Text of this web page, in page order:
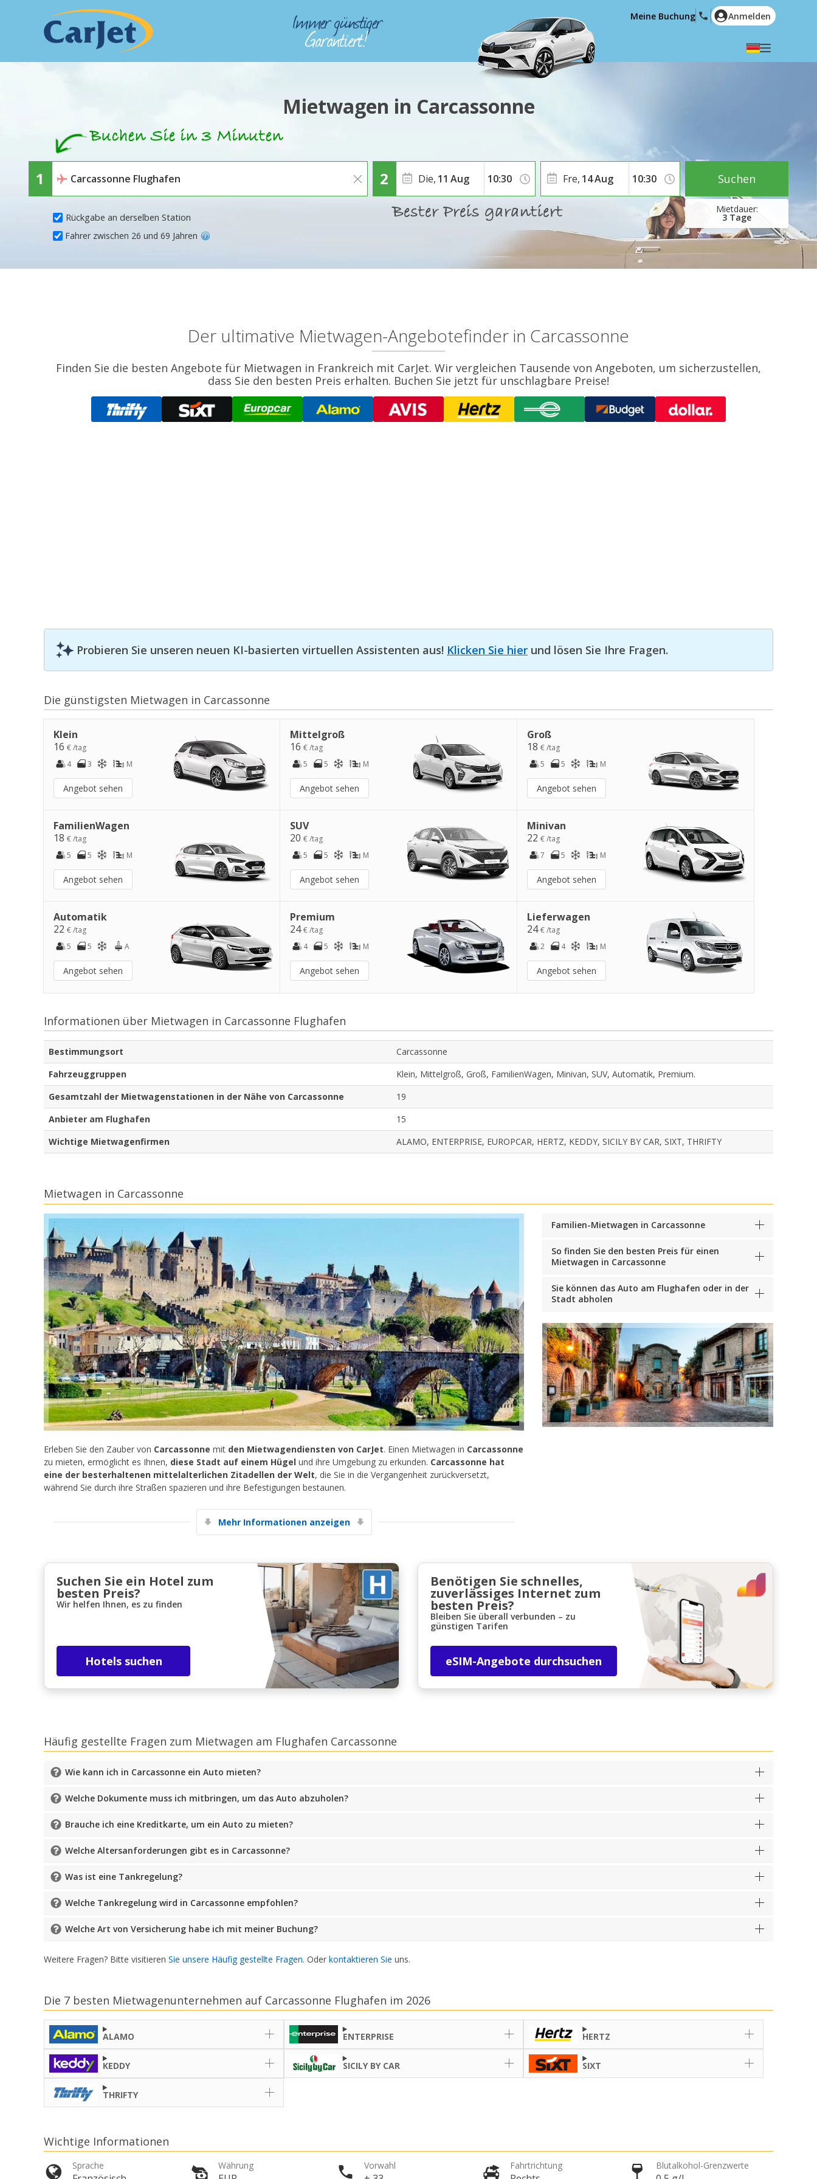
Top-Ersparnisses
Erhalten Sie Zugang zu exklusiven
English (US)
Polski
Română
Ελληνικά
Hrvatski
العربية
Meine Buchung Anmelden
Mietwagen in Carcassonne
Rückgabe an derselben Station
Die, 11 Aug
3 Tage
Fre, 14Aug
Fahrer zwischen 26 und 69 Jahren
Suchen
Der ultimative Mietwagen-Angebotefinder in Carcassonne
Finden Sie die besten Angebote für Mietwagen in Frankreich mit CarJet. Wir vergleichen Tausende von Angeboten, um sicherzustellen,
dass Sie den besten Preis erhalten. Buchen Sie jetzt für unschlagbare Preise!
Probieren Sie unseren neuen KI-basierten virtuellen Assistenten aus! Klicken Sie hier und lösen Sie Ihre Fragen.
Die günstigsten Mietwagen in Carcassonne
Klein
16 € /tag
4
3 M
Angebot sehen
Mittelgroß
16€ /tag
5
5 M
Angebot sehen
Groß
18 € /tag
5
5 M
Angebot sehen
FamilienWagen
18 € /tag
5
5 M
Angebot sehen
SUV
20€ /tag
5
5 M
Angebot sehen
Minivan
22 € /tag
7
5 M
Angebot sehen
Automatik
22 € /tag
5
5 A
Angebot sehen
Premium
24€ /tag
4
5 M
Angebot sehen
Lieferwagen
24€ /tag
2
4 M
Angebot sehen
Informationen über Mietwagen in Carcassonne Flughafen
Bestimmungsort
Carcassonne
Fahrzeuggruppen
Klein, Mittelgroß, Groß, FamilienWagen, Minivan, SUV, Automatik, Premium.
Gesamtzahl der Mietwagenstationen in der Nähe von Carcassonne
19
Anbieter am Flughafen
15
Wichtige Mietwagenfirmen
ALAMO, ENTERPRISE, EUROPCAR, HERTZ, KEDDY, SICILY BY CAR, SIXT, THRIFTY
Mietwagen in Carcassonne
Erleben Sie den Zauber von Carcassonne mit den Mietwagendiensten von CarJet. Einen Mietwagen in Carcassonne
zu mieten, ermöglicht es Ihnen, diese Stadt auf einem Hügel und ihre Umgebung zu erkunden. Carcassonne hat
eine der besterhaltenen mittelalterlichen Zitadellen der Welt, die Sie in die Vergangenheit zurückversetzt,
während Sie durch ihre Straßen spazieren und ihre Befestigungen bestaunen.
Mehr Informationen anzeigen
Familien-Mietwagen in Carcassonne
So finden Sie den besten Preis für einen
Mietwagen in Carcassonne
Sie können das Auto am Flughafen oder in der
Stadt abholen
Suchen Sie ein Hotel zum
besten Preis?
Wir helfen Ihnen, es zu finden
Hotels suchen
Benötigen Sie schnelles,
zuverlässiges Internet zum
besten Preis?
Bleiben Sie überall verbunden – zu
günstigen Tarifen
eSIM-Angebote durchsuchen
Häufig gestellte Fragen zum Mietwagen am Flughafen Carcassonne
Wie kann ich in Carcassonne ein Auto mieten?
Welche Dokumente muss ich mitbringen, um das Auto abzuholen?
Brauche ich eine Kreditkarte, um ein Auto zu mieten?
Welche Altersanforderungen gibt es in Carcassonne?
Was ist eine Tankregelung?
Welche Tankregelung wird in Carcassonne empfohlen?
Welche Art von Versicherung habe ich mit meiner Buchung?
Weitere Fragen? Bitte visitieren Sie unsere Häufig gestellte Fragen. Oder kontaktieren Sie uns.
Die 7 besten Mietwagenunternehmen auf Carcassonne Flughafen im 2026
ALAMO ENTERPRISE HERTZ
KEDDY SICILY BY CAR SIXT
THRIFTY
Wichtige Informationen
Sprache Währung Vorwahl Fahrtrichtung Blutalkohol-Grenzwerte